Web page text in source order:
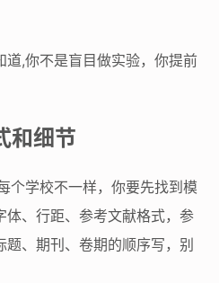
道,你不是盲目做实验，你提前
和细节
个学校不一样，你要先找到模
体、行距、参考文献格式，参
、期刊、卷期的顺序写，别